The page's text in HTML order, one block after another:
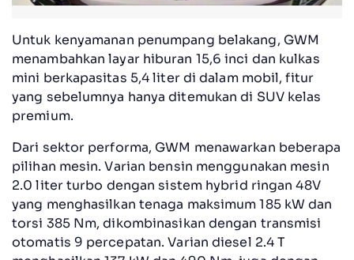
Untuk kenyamanan penumpang belakang, GWM
menambahkan layar hiburan 15,6 inci dan kulkas
mini berkapasitas 5,4 liter di dalam mobil, fitur
yang sebelumnya hanya ditemukan di SUV kelas
premium.
Dari sektor performa, GWM menawarkan beberapa
pilihan mesin. Varian bensin menggunakan mesin
2.0 liter turbo dengan sistem hybrid ringan 48V
yang menghasilkan tenaga maksimum 185 kW dan
torsi 385 Nm, dikombinasikan dengan transmisi
otomatis 9 percepatan. Varian diesel 2.4 T